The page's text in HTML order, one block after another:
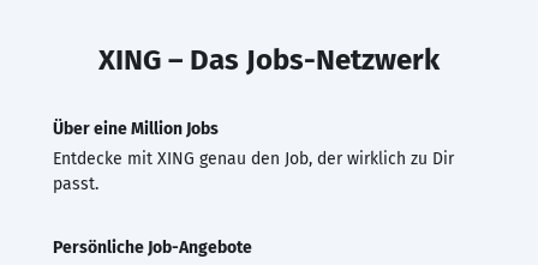
XING – Das Jobs-Netzwerk
Über eine Million Jobs
Entdecke mit XING genau den Job, der wirklich zu Dir
passt.
Persönliche Job-Angebote